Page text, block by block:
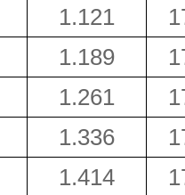
1.121
1.189
1.261
1.336
1.414